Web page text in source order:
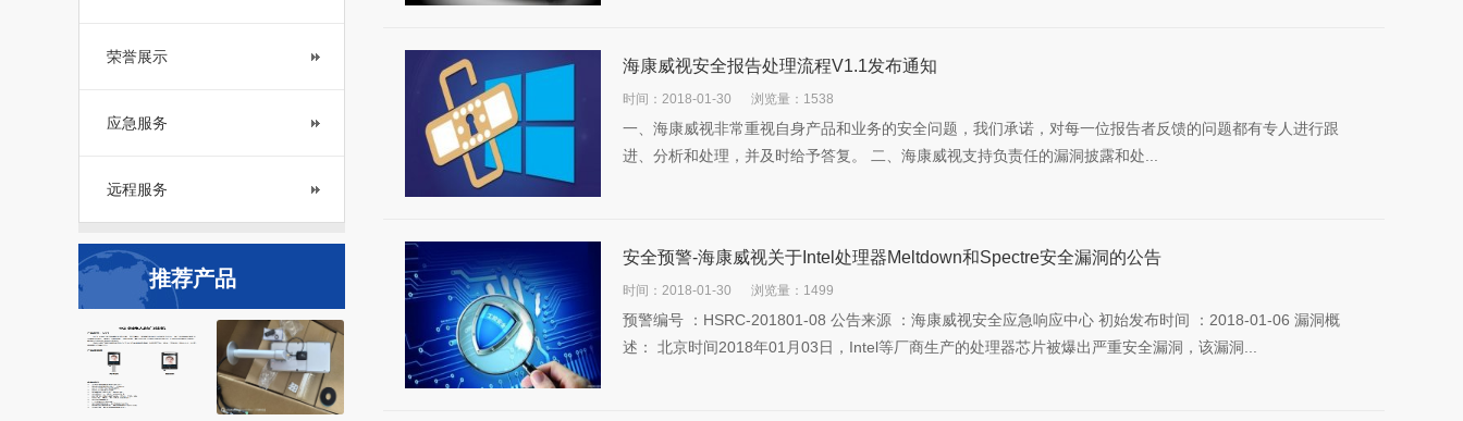
荣誉展示
应急服务
远程服务
推荐产品
海康威视安全报告处理流程V1.1发布通知
时间：2018-01-30 浏览量：1538
一、海康威视非常重视自身产品和业务的安全问题，我们承诺，对每一位报告者反馈的问题都有专人进行跟
进、分析和处理，并及时给予答复。 二、海康威视支持负责任的漏洞披露和处...
安全预警-海康威视关于Intel处理器Meltdown和Spectre安全漏洞的公告
时间：2018-01-30 浏览量：1499
预警编号 ：HSRC-201801-08 公告来源 ：海康威视安全应急响应中心 初始发布时间 ：2018-01-06 漏洞概
述： 北京时间2018年01月03日，Intel等厂商生产的处理器芯片被爆出严重安全漏洞，该漏洞...